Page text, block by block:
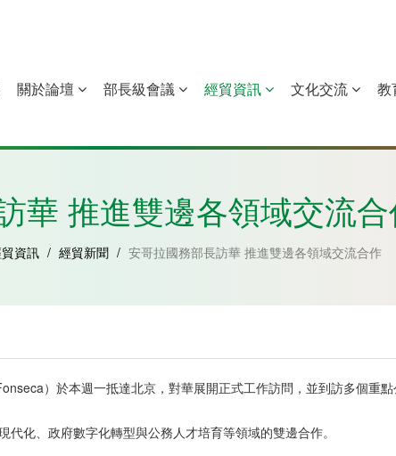
幾內亞比紹 赤道幾內亞 莫桑比克 葡萄牙
關於論壇 部長級會議 經貿資訊 文化交流 教
華 推進雙邊各領域交流
資訊 / 經貿新聞 / 安哥拉國務部長訪華 推進雙邊各領域交流合作
）於本週一抵達北京，對華展開正式工作訪問，並到訪多個重點
化、政府數字化轉型與公務人才培育等領域的雙邊合作。